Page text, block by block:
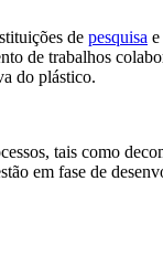
de pesquisa
de trabalhos
do plástico.
tais como
em fase de